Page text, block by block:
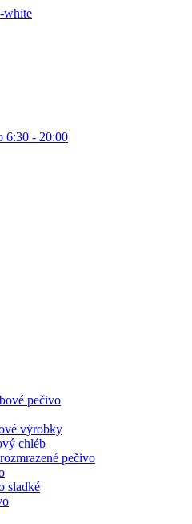
6:30 - 20:00
pečivo
výrobky
chléb
pečivo
sladké